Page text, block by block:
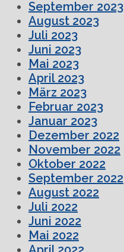
September 2023
August 2023
Juli 2023
Juni 2023
Mai 2023
April 2023
März 2023
Februar 2023
Januar 2023
Dezember 2022
November 2022
Oktober 2022
September 2022
August 2022
Juli 2022
Juni 2022
Mai 2022